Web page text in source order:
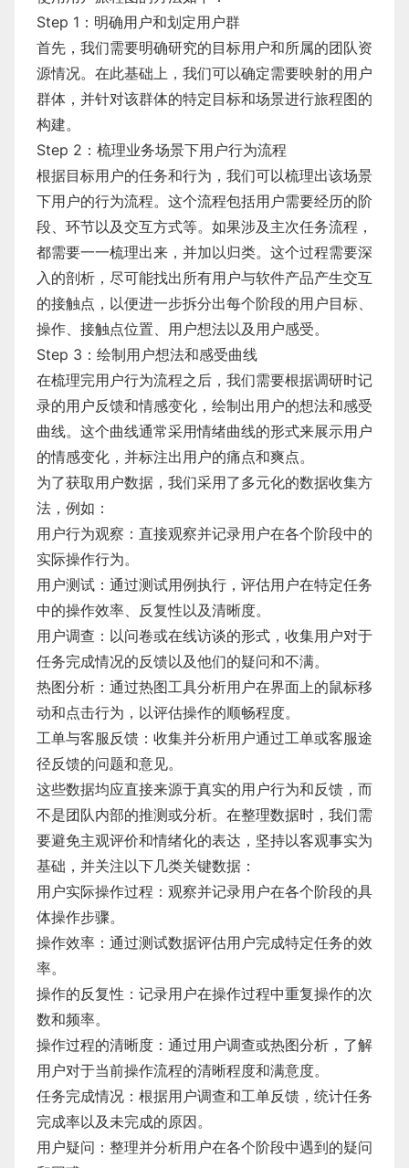
Step 1：明确用户和划定用户群
首先，我们需要明确研究的目标用户和所属的团队资
源情况。在此基础上，我们可以确定需要映射的用户
群体，并针对该群体的特定目标和场景进行旅程图的
构建。
Step 2：梳理业务场景下用户行为流程
根据目标用户的任务和行为，我们可以梳理出该场景
下用户的行为流程。这个流程包括用户需要经历的阶
段、环节以及交互方式等。如果涉及主次任务流程，
都需要一一梳理出来，并加以归类。这个过程需要深
入的剖析，尽可能找出所有用户与软件产品产生交互
的接触点，以便进一步拆分出每个阶段的用户目标、
操作、接触点位置、用户想法以及用户感受。
Step 3：绘制用户想法和感受曲线
在梳理完用户行为流程之后，我们需要根据调研时记
录的用户反馈和情感变化，绘制出用户的想法和感受
曲线。这个曲线通常采用情绪曲线的形式来展示用户
的情感变化，并标注出用户的痛点和爽点。
为了获取用户数据，我们采用了多元化的数据收集方
法，例如：
用户行为观察：直接观察并记录用户在各个阶段中的
实际操作行为。
用户测试：通过测试用例执行，评估用户在特定任务
中的操作效率、反复性以及清晰度。
用户调查：以问卷或在线访谈的形式，收集用户对于
任务完成情况的反馈以及他们的疑问和不满。
热图分析：通过热图工具分析用户在界面上的鼠标移
动和点击行为，以评估操作的顺畅程度。
工单与客服反馈：收集并分析用户通过工单或客服途
径反馈的问题和意见。
这些数据均应直接来源于真实的用户行为和反馈，而
不是团队内部的推测或分析。在整理数据时，我们需
要避免主观评价和情绪化的表达，坚持以客观事实为
基础，并关注以下几类关键数据：
用户实际操作过程：观察并记录用户在各个阶段的具
体操作步骤。
操作效率：通过测试数据评估用户完成特定任务的效
率。
操作的反复性：记录用户在操作过程中重复操作的次
数和频率。
操作过程的清晰度：通过用户调查或热图分析，了解
用户对于当前操作流程的清晰程度和满意度。
任务完成情况：根据用户调查和工单反馈，统计任务
完成率以及未完成的原因。
用户疑问：整理并分析用户在各个阶段中遇到的疑问